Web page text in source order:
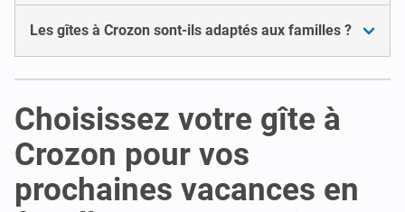
Les gîtes à Crozon sont-ils adaptés aux familles ?
Choisissez votre gîte à
Crozon pour vos
prochaines vacances en